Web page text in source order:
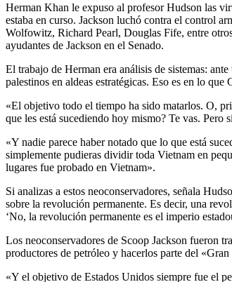
Herman Khan le expuso al profesor Hudson las
estaba en curso. Jackson luchó contra el control
Wolfowitz, Richard Pearl, Douglas Fife, entre
ayudantes de Jackson en el Senado.
El trabajo de Herman era análisis de sistemas:
palestinos en aldeas estratégicas. Eso es en lo
«El objetivo todo el tiempo ha sido matarlos. O,
que les está sucediendo hoy mismo? Te vas. Pero
«Y nadie parece haber notado que lo que está
simplemente pudieras dividir toda Vietnam en
lugares fue probado en Vietnam».
Si analizas a estos neoconservadores, señala
sobre la revolución permanente. Es decir, una
‘No, la revolución permanente es el imperio
Los neoconservadores de Scoop Jackson fueron
productores de petróleo y hacerlos parte del «Gran
«Y el objetivo de Estados Unidos siempre fue el